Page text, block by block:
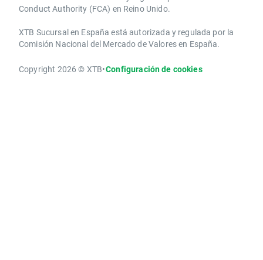
Conduct Authority ​(FCA) en ​​Reino Unido.
XTB Sucursal en España está autorizada y regulada por la
Comisión Nacional del Mercado de Valores en España.
Copyright 2026 © XTB•Configuración de cookies